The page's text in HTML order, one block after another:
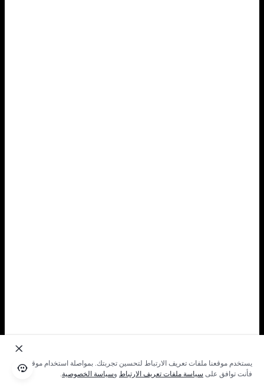
يستخدم موقعنا ملفات تعريف الارتباط لتحسين تجربتك. بمواصلة استخدام موقعنا؛
فأنت توافق على سياسة ملفات تعريف الارتباط وسياسة الخصوصية.